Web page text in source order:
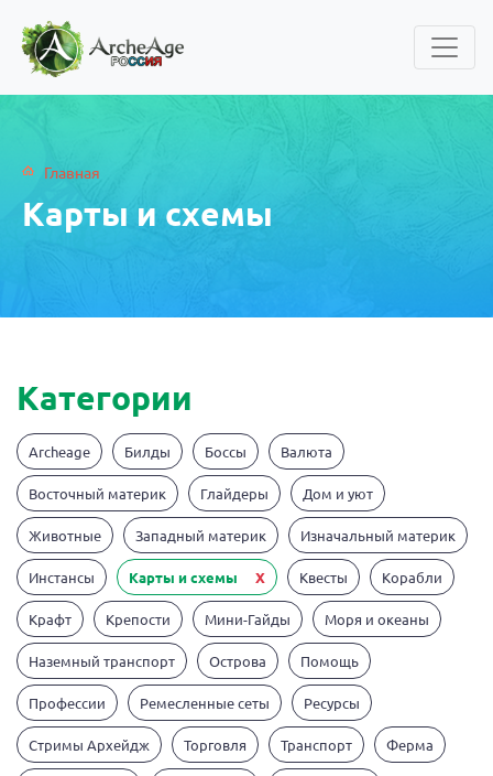
Главная
Карты и схемы
Категории
Archeage Билды Боссы Валюта
Восточный материк Глайдеры Дом и уют
Животные Западный материк Изначальный материк
Инстансы Карты и схемы X Квесты Корабли
Крафт Крепости Мини-Гайды Моря и океаны
Наземный транспорт Острова Помощь
Профессии Ремесленные сеты Ресурсы
Стримы Архейдж Торговля Транспорт Ферма